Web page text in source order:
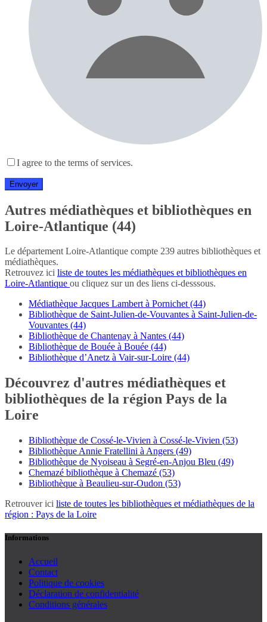
I agree to the terms of services.
Autres médiathèques et bibliothèques en
Loire-Atlantique (44)
Le département Loire-Atlantique compte 239 autres bibliothèques et
médiathèques.
Retrouvez ici liste de toutes les médiathèques et bibliothèques en
Loire-Atlantique ou cliquez sur un des liens ci-desssous.
Médiathèque Jacques Lambert à Pornichet (44)
Bibliothèque de Saint-Julien-de-Vouvantes à Saint-Julien-de-
Vouvantes (44)
Bibliothèque de Chantenay à Nantes (44)
Bibliothèque de Bouée à Bouée (44)
Bibliothèque d’Anetz à Vair-sur-Loire (44)
Découvrez d'autres médiathèques et
bibliothèques de la région Pays de la
Loire
Bibliothèque de Cossé-le-Vivien à Cossé-le-Vivien (53)
Bibliothèque Annie Fratellini à Angers (49)
Bibliothèque de Nyoiseau à Segré-en-Anjou Bleu (49)
Chemazé bibliothèque à Chemazé (53)
Bibliothèque à Beaulieu-sur-Oudon (53)
Retrouver ici liste de toutes les bibliothèques et médiathèques de la
région : Pays de la Loire
Informations
Accueil
Contact
Politique de cookies
Déclaration de confidentialité
Conditions générales